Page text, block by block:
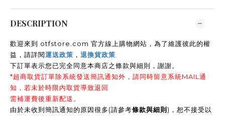
DESCRIPTION
歡迎來到 otfstore.com 官方線上購物網站，為了維護彼此的權
益，請詳閱運送政策 ， 退換貨政策
下訂單表示您已完全同意本商店之條款與細則，謝謝。
*超商取貨訂單除系統發送簡訊通知外，請同時留意系統MAIL通
知，若未於時限內取貨導致退回
需補運費後重新配送。
由於未收到簡訊通知的原因很多(請參考條款與細則 )，恕不接受以